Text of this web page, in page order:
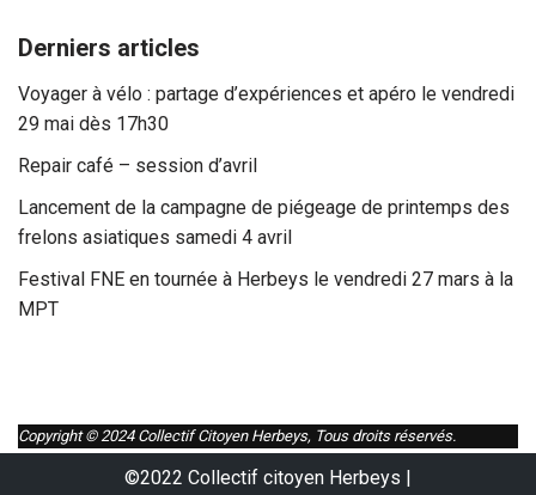
Derniers articles
Voyager à vélo : partage d’expériences et apéro le vendredi
29 mai dès 17h30
Repair café – session d’avril
Lancement de la campagne de piégeage de printemps des
frelons asiatiques samedi 4 avril
Festival FNE en tournée à Herbeys le vendredi 27 mars à la
MPT
Copyright © 2024 Collectif Citoyen Herbeys, Tous droits réservés.
©2022 Collectif citoyen Herbeys |